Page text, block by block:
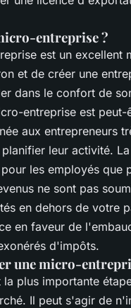
entreprise ?
est un excellent
et de créer une
dans le confort de
entreprise est
aux entrepreneurs
leur activité.
les employés que
ne sont pas
en dehors de votre
en faveur de
d'impôts.
une micro-
la plus importante
Il peut s'agir de